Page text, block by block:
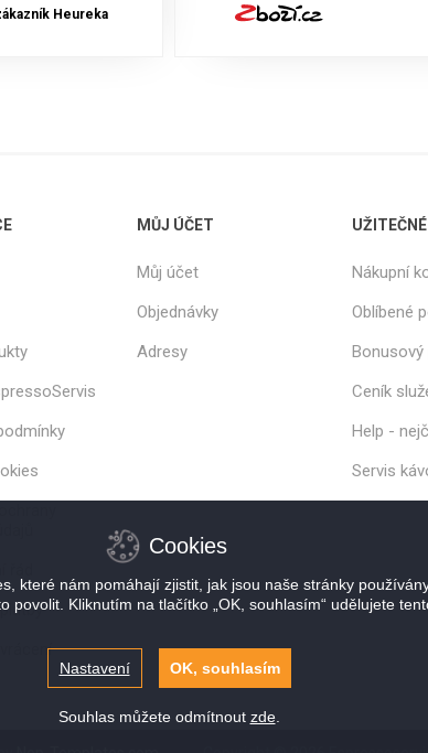
Heureka
vrácení
MŮJ ÚČET
Můj účet
Objednávky
Adresy
UŽITEČNÉ
Nákupní
Oblíbené
Ceník
Help -
Servis
Cookies
které nám pomáhají zjistit, jak jsou naše stránky
povolit. Kliknutím na tlačítko „OK, souhlasím“ udělujete
Nastavení OK, souhlasím
Souhlas můžete odmítnout zde.